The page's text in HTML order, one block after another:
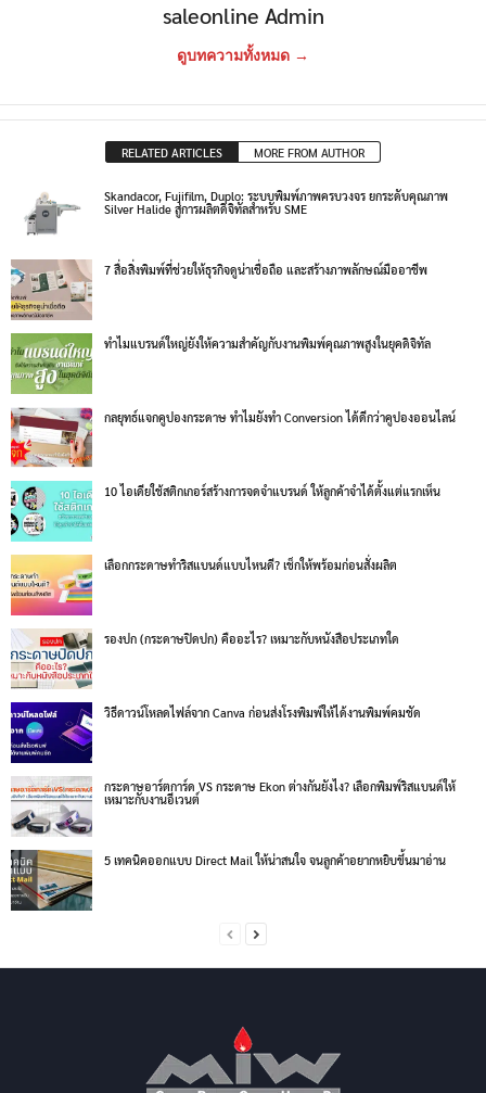
saleonline Admin
ดูบทความทั้งหมด →
RELATED ARTICLES MORE FROM AUTHOR
Skandacor, Fujifilm, Duplo: ระบบพิมพ์ภาพครบวงจร ยกระดับคุณภาพ
Silver Halide สู่การผลิตดิจิทัลสำหรับ SME
7 สื่อสิ่งพิมพ์ที่ช่วยให้ธุรกิจดูน่าเชื่อถือ และสร้างภาพลักษณ์มืออาชีพ
ทำไมแบรนด์ใหญ่ยังให้ความสำคัญกับงานพิมพ์คุณภาพสูงในยุคดิจิทัล
กลยุทธ์แจกคูปองกระดาษ ทำไมยังทำ Conversion ได้ดีกว่าคูปองออนไลน์
10 ไอเดียใช้สติกเกอร์สร้างการจดจำแบรนด์ ให้ลูกค้าจำได้ตั้งแต่แรกเห็น
เลือกกระดาษทำริสแบนด์แบบไหนดี? เช็กให้พร้อมก่อนสั่งผลิต
รองปก (กระดาษปิดปก) คืออะไร? เหมาะกับหนังสือประเภทใด
วิธีดาวน์โหลดไฟล์จาก Canva ก่อนส่งโรงพิมพ์ให้ได้งานพิมพ์คมชัด
กระดาษอาร์ตการ์ด VS กระดาษ Ekon ต่างกันยังไง? เลือกพิมพ์ริสแบนด์ให้
เหมาะกับงานอีเวนต์
5 เทคนิคออกแบบ Direct Mail ให้น่าสนใจ จนลูกค้าอยากหยิบขึ้นมาอ่าน